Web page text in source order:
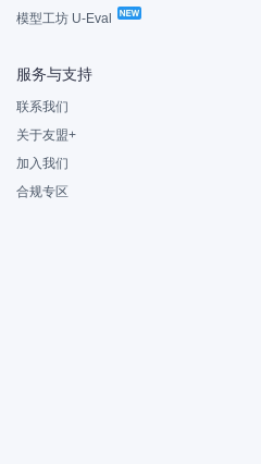
模型工坊 U-Eval
服务与支持
联系我们
关于友盟+
加入我们
合规专区